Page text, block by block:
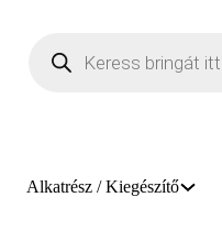
Alkatrész / Kiegészítő